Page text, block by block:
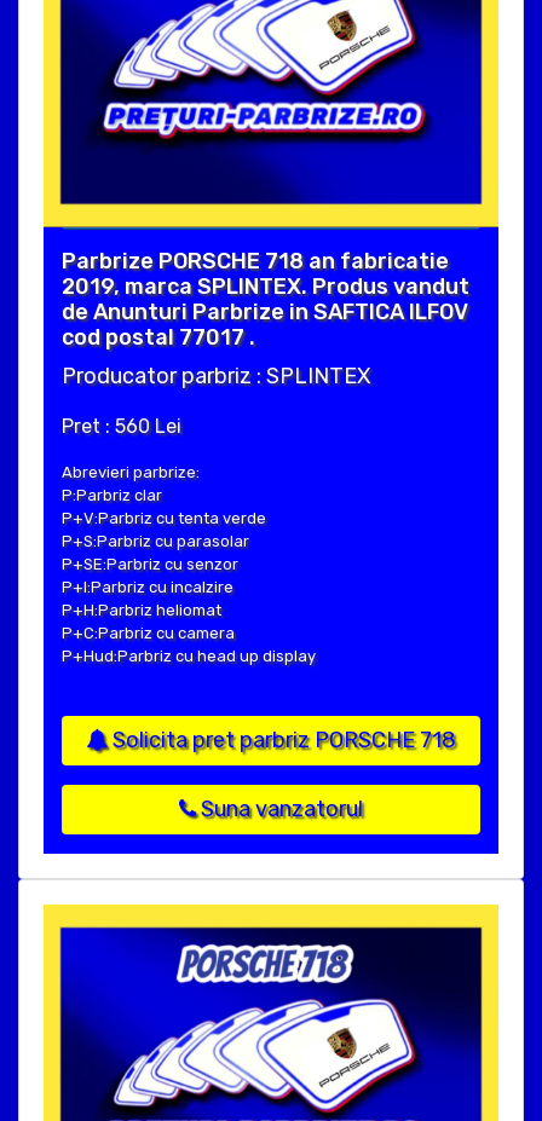
Parbrize PORSCHE 718 an fabricatie
2019, marca SPLINTEX. Produs vandut
de Anunturi Parbrize in SAFTICA ILFOV
cod postal 77017 .
Producator parbriz : SPLINTEX
Pret : 560 Lei
Abrevieri parbrize:
P:Parbriz clar
P+V:Parbriz cu tenta verde
P+S:Parbriz cu parasolar
P+SE:Parbriz cu senzor
P+I:Parbriz cu incalzire
P+H:Parbriz heliomat
P+C:Parbriz cu camera
P+Hud:Parbriz cu head up display
Solicita pret parbriz PORSCHE 718
Suna vanzatorul